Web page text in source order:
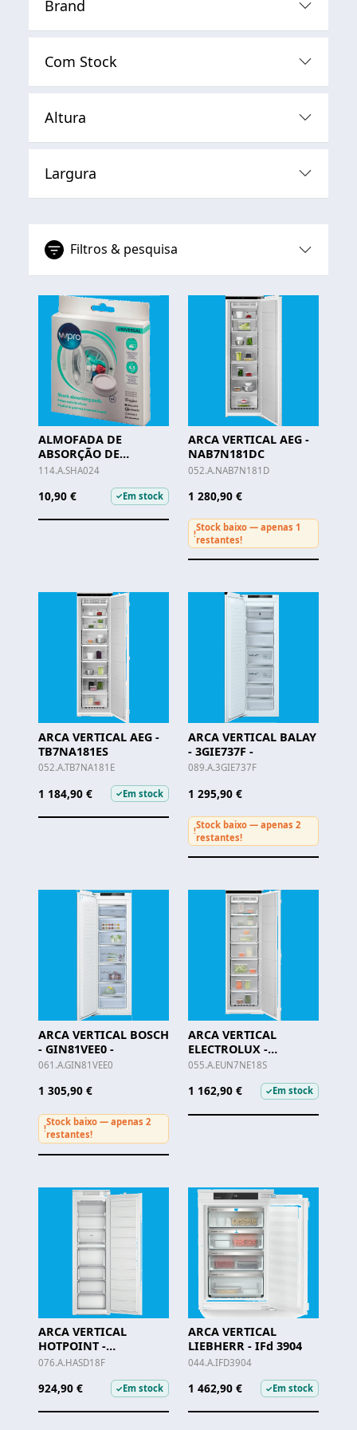
Filtros & pesquisa
ALMOFADA DE
ABSORÇÃO DE
CHOQUE WPRO -
114.A.SHA024
10,90 € ✓Em stock
ARCA VERTICAL AEG -
NAB7N181DC
052.A.NAB7N181D
1 280,90 €
!
Stock baixo — apenas 1
restantes!
ARCA VERTICAL AEG -
TB7NA181ES
052.A.TB7NA181E
1 184,90 € ✓Em stock
ARCA VERTICAL BALAY
- 3GIE737F -
089.A.3GIE737F
1 295,90 €
!
Stock baixo — apenas 2
restantes!
ARCA VERTICAL BOSCH
- GIN81VEE0 -
061.A.GIN81VEE0
1 305,90 €
!
Stock baixo — apenas 2
restantes!
ARCA VERTICAL
ELECTROLUX -
EUN7NE18S
055.A.EUN7NE18S
1 162,90 € ✓Em stock
ARCA VERTICAL
HOTPOINT -
HASD18F013A1
076.A.HASD18F
924,90 € ✓Em stock
ARCA VERTICAL
LIEBHERR - IFd 3904
044.A.IFD3904
1 462,90 € ✓Em stock
Brand
Com Stock
Altura
Largura